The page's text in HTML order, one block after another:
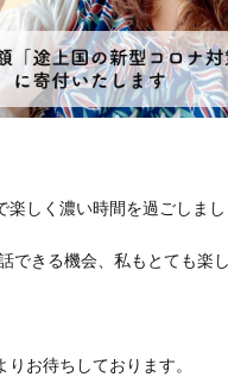
楽しく濃い時間を過ごしまし
できる機会、私もとても楽
お待ちしております。